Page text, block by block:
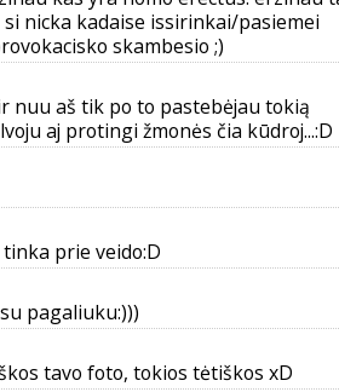
nicka kadaise issirinkai/pasiemei
skambesio ;)
nuu aš tik po to pastebėjau tokią
aj protingi žmonės čia kūdroj...:D
prie veido:D
pagaliuku:)))
tavo foto, tokios tėtiškos xD